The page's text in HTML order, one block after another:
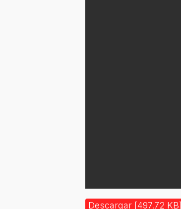
Descargar [497.72 KB]